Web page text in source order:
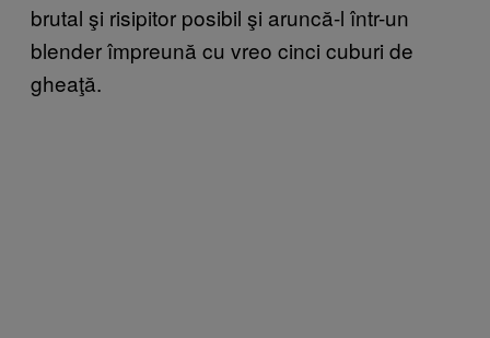
brutal şi risipitor posibil şi aruncă-l într-un
blender împreună cu vreo cinci cuburi de
gheaţă.